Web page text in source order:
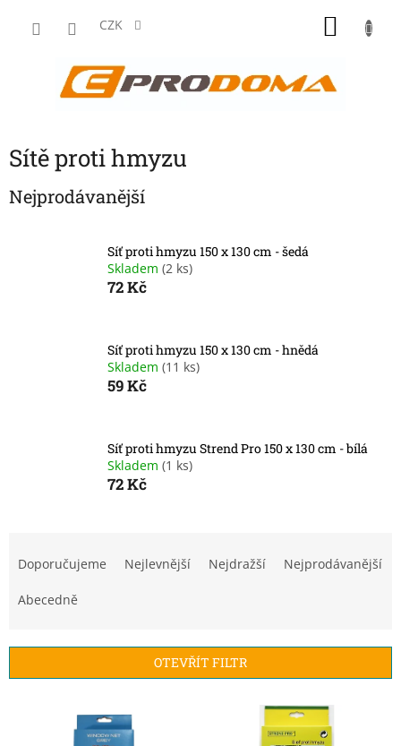
CZK
Sítě proti hmyzu
Nejprodávanější
Síť proti hmyzu 150 x 130 cm - šedá
Skladem (2 ks)
72 Kč
Síť proti hmyzu 150 x 130 cm - hnědá
Skladem (11 ks)
59 Kč
Síť proti hmyzu Strend Pro 150 x 130 cm - bílá
Skladem (1 ks)
72 Kč
í
r
Doporučujeme Nejlevnější Nejdražší Nejprodávanější
Abecedně
OTEVŘÍT FILTR